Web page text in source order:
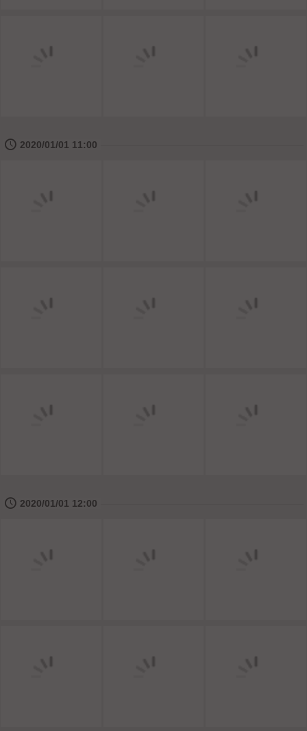
🕔 2020/01/01 11:00
🕔 2020/01/01 12:00